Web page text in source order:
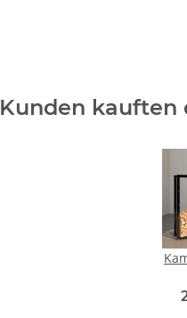
Kunden kauften